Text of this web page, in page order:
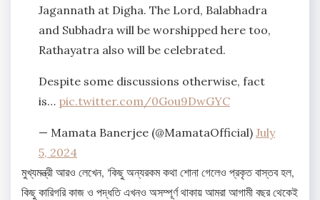
Jagannath at Digha. The Lord, Balabhadra
and Subhadra will be worshipped here too,
Rathayatra also will be celebrated.
Despite some discussions otherwise, fact
is… pic.twitter.com/0Gou9DwGYC
— Mamata Banerjee (@MamataOfficial) July
5, 2024
মুখ্যমন্ত্রী আরও লেখেন, ‘কিছু অন্যরকম কথা শোনা গেলেও প্রকৃত বাস্তব হল,
কিছু কারিগরি কাজ ও পদ্ধতি এখনও অসম্পূর্ণ থাকায় আমরা আগামী বছর থেকেই